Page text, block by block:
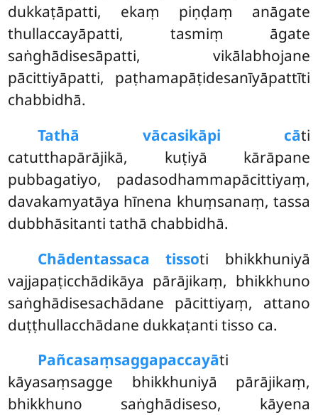
dukkaṭāpatti, ekaṃ piṇḍaṃ anāgate
thullaccayāpatti, tasmiṃ āgate
saṅghādisesāpatti, vikālabhojane
pācittiyāpatti, paṭhamapāṭidesanīyāpattīti
chabbidhā.
Tathā vācasikāpi cāti
catutthapārājikā, kuṭiyā kārāpane
pubbagatiyo, padasodhammapācittiyaṃ,
davakamyatāya hīnena khuṃsanaṃ, tassa
dubbhāsitanti tathā chabbidhā.
Chādentassaca tissoti bhikkhuniyā
vajjapaṭicchādikāya pārājikaṃ, bhikkhuno
saṅghādisesachādane pācittiyaṃ, attano
duṭṭhullacchādane dukkaṭanti tisso ca.
Pañcasaṃsaggapaccayāti
kāyasaṃsagge bhikkhuniyā pārājikaṃ,
bhikkhuno saṅghādiseso, kāyena